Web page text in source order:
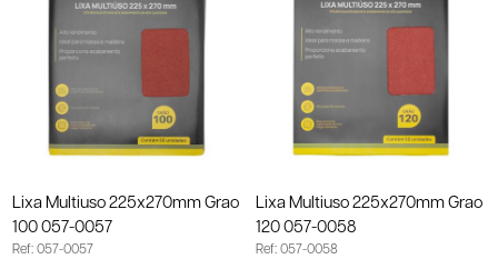
Lixa Multiuso 225x270mm Grao
100 057-0057
Ref: 057-0057
Lixa Multiuso 225x270mm Grao
120 057-0058
Ref: 057-0058